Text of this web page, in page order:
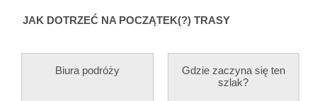
JAK DOTRZEĆ NA POCZĄTEK(?) TRASY
Biura podróży
Gdzie zaczyna się ten
szlak?